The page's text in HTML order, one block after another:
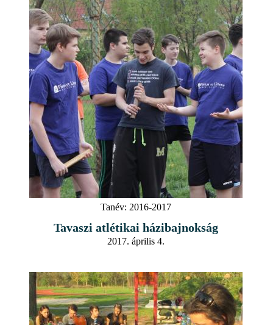
Tanév: 2016-2017
Tavaszi atlétikai házibajnokság
2017. április 4.